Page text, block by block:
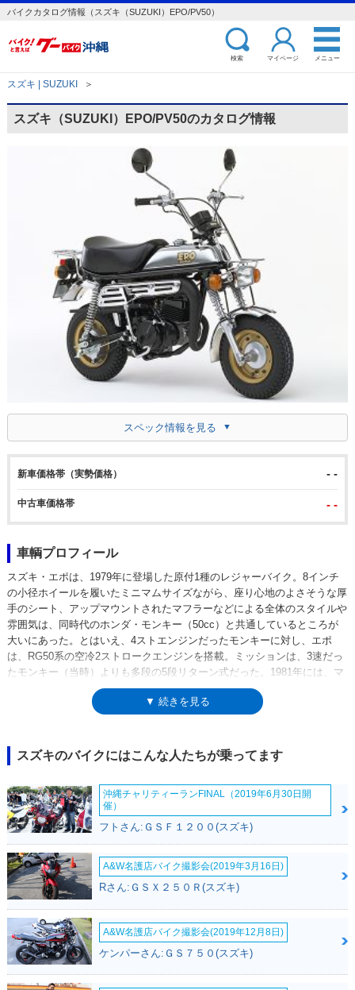
バイクカタログ情報（スズキ（SUZUKI）EPO/PV50）
検索 マイページ メニュー
スズキ | SUZUKI ＞
スズキ（SUZUKI）EPO/PV50のカタログ情報
スペック情報を見る
新車価格帯（実勢価格） - -
中古車価格帯 - -
車輌プロフィール
スズキ・エポは、1979年に登場した原付1種のレジャーバイク。8インチ
の小径ホイールを履いたミニマムサイズながら、座り心地のよさそうな厚
手のシート、アップマウントされたマフラーなどによる全体のスタイルや
雰囲気は、同時代のホンダ・モンキー（50cc）と共通しているところが
大いにあった。とはいえ、4ストエンジンだったモンキーに対し、エポ
は、RG50系の空冷2ストロークエンジンを搭載。ミッションは、3速だっ
たモンキー（当時）よりも多段の5段リターン式だった。1981年には、マ
ットブラックの車体にゴールドホイールの「LTD」が設定された。この
LTDモデルには、ヘッドライトガードや小型のタコメーターも装備され
は、スズキの75周年を記念したクロームメッキタンクのモデルも設定され
た。この年は、織物機械の鈴木式織機株式会社が法人として設立された
1920年（大正9年）から75年だった。なお、「エポ」というモデル名は
「エポックメーキング」から。エポック（epoch）＝画期的な新時代をひ
らくモデルと期待されてのことだった。
▼ 続きを見る
スズキのバイクにはこんな人たちが乗ってます
沖縄チャリティーランFINAL（2019年6月30日開
催）
フトさん:ＧＳＦ１２００(スズキ)
A&W名護店バイク撮影会(2019年3月16日)
Rさん:ＧＳＸ２５０Ｒ(スズキ)
A&W名護店バイク撮影会(2019年12月8日)
ケンパーさん:ＧＳ７５０(スズキ)